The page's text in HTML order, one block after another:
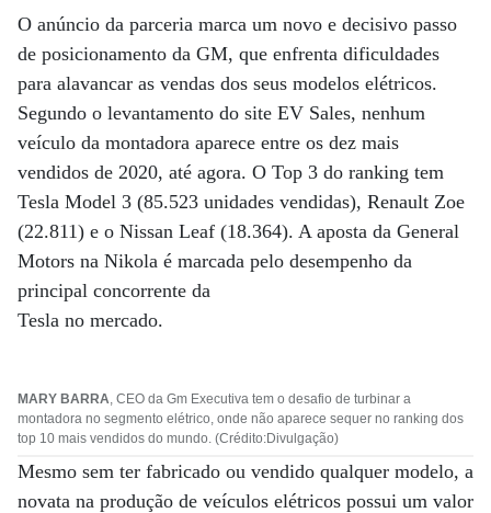
O anúncio da parceria marca um novo e decisivo passo
de posicionamento da GM, que enfrenta dificuldades
para alavancar as vendas dos seus modelos elétricos.
Segundo o levantamento do site EV Sales, nenhum
veículo da montadora aparece entre os dez mais
vendidos de 2020, até agora. O Top 3 do ranking tem
Tesla Model 3 (85.523 unidades vendidas), Renault Zoe
(22.811) e o Nissan Leaf (18.364). A aposta da General
Motors na Nikola é marcada pelo desempenho da
principal concorrente da
Tesla no mercado.
MARY BARRA, CEO da Gm Executiva tem o desafio de turbinar a
montadora no segmento elétrico, onde não aparece sequer no ranking dos
top 10 mais vendidos do mundo. (Crédito:Divulgação)
Mesmo sem ter fabricado ou vendido qualquer modelo, a
novata na produção de veículos elétricos possui um valor